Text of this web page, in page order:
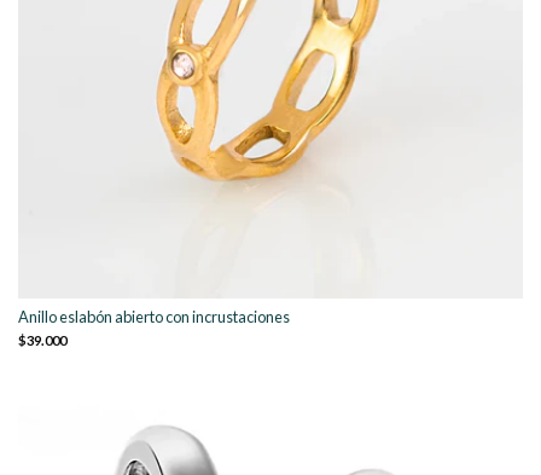
Anillo eslabón abierto con incrustaciones
$39.000